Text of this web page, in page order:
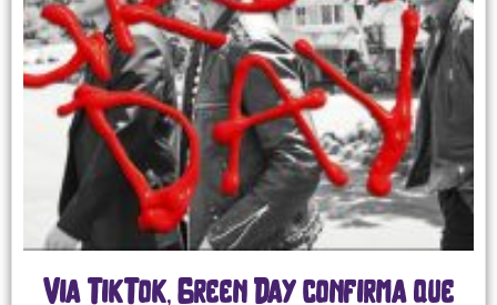
Via TikTok, Green Day confirma que